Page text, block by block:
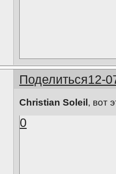
Поделиться12-
Christian Soleil , вот
0